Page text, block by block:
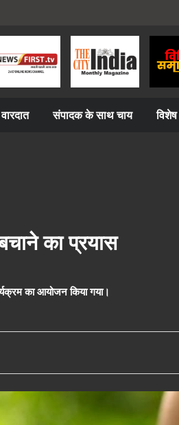
वारदात संपादक के साथ चाय विशेष
का प्रयास
का आयोजन किया गया।